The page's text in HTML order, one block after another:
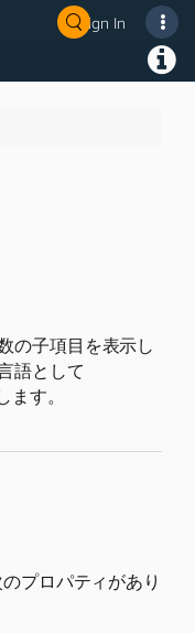
Sign In
の子項目を表示し
語として
す。
プロパティがあり